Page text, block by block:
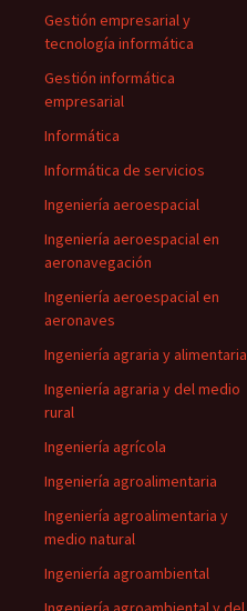
Gestión empresarial y
tecnología informática
Gestión informática
empresarial
Informática
Informática de servicios
Ingeniería aeroespacial
Ingeniería aeroespacial en
aeronavegación
Ingeniería aeroespacial en
aeronaves
Ingeniería agraria y alimentaria
Ingeniería agraria y del medio
rural
Ingeniería agrícola
Ingeniería agroalimentaria
Ingeniería agroalimentaria y
medio natural
Ingeniería agroambiental